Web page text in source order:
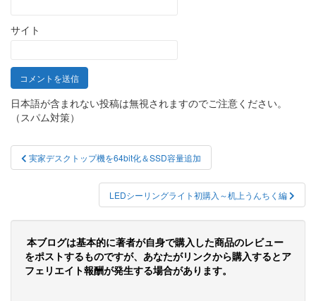
サイト
日本語が含まれない投稿は無視されますのでご注意ください。
（スパム対策）
投
稿
ビ
ゲ
ー
実家デスクトップ機を64bit化＆SSD容量追加
LEDシーリングライト初購入～机上うんちく編
本ブログは基本的に著者が自身で購入した商品のレビュー
をポストするものですが、あなたがリンクから購入するとア
フェリエイト報酬が発生する場合があります。